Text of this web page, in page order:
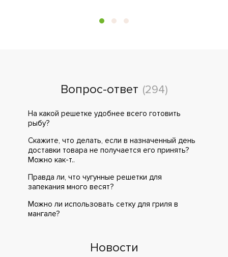
Вопрос-ответ (294)
На какой решетке удобнее всего готовить
рыбу?
Скажите, что делать, если в назначенный день
доставки товара не получается его принять?
Можно как-т..
Правда ли, что чугунные решетки для
запекания много весят?
Можно ли использовать сетку для гриля в
мангале?
Новости